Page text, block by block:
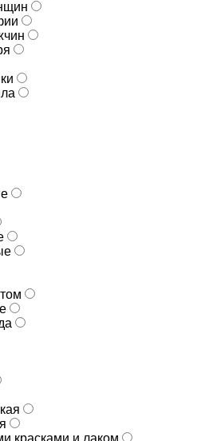
красками и лаком